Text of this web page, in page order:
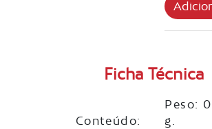
Ficha Técnica
Conteúdo:
Peso:
g.